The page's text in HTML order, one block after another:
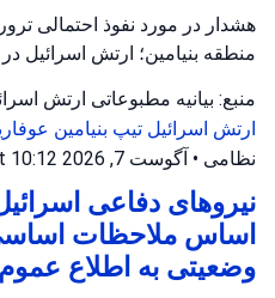
هشدار در مورد نفوذ احتمالی
منطقه بنیامین؛ ارتش
منبع: بیانیه مطبوعاتی ارتش
ارتش اسرائیل تیپ بنیامین
نظامی • آگوست 7, 2026 at 10:12 ب.ظ
نیروهای دفاعی
اساس ملاحظات
وضعیتی به اطلاع